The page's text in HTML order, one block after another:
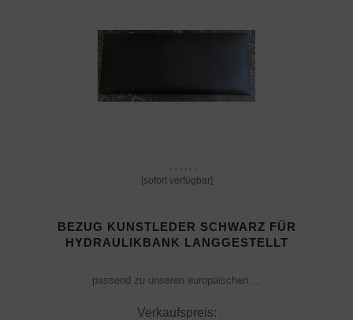
[sofort verfügbar]
BEZUG KUNSTLEDER SCHWARZ FÜR
HYDRAULIKBANK LANGGESTELLT
passend zu unseren europäischen ...
Verkaufspreis: